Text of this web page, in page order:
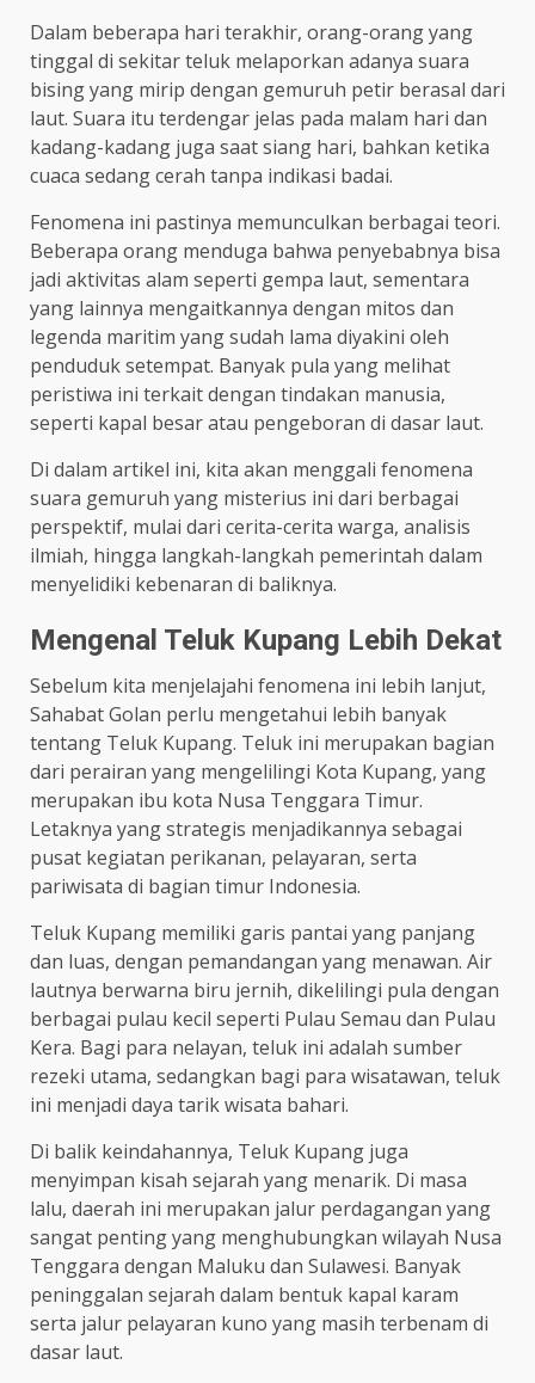
Dalam beberapa hari terakhir, orang-orang yang
tinggal di sekitar teluk melaporkan adanya suara
bising yang mirip dengan gemuruh petir berasal dari
laut. Suara itu terdengar jelas pada malam hari dan
kadang-kadang juga saat siang hari, bahkan ketika
cuaca sedang cerah tanpa indikasi badai.
Fenomena ini pastinya memunculkan berbagai teori.
Beberapa orang menduga bahwa penyebabnya bisa
jadi aktivitas alam seperti gempa laut, sementara
yang lainnya mengaitkannya dengan mitos dan
legenda maritim yang sudah lama diyakini oleh
penduduk setempat. Banyak pula yang melihat
peristiwa ini terkait dengan tindakan manusia,
seperti kapal besar atau pengeboran di dasar laut.
Di dalam artikel ini, kita akan menggali fenomena
suara gemuruh yang misterius ini dari berbagai
perspektif, mulai dari cerita-cerita warga, analisis
ilmiah, hingga langkah-langkah pemerintah dalam
menyelidiki kebenaran di baliknya.
Mengenal Teluk Kupang Lebih Dekat
Sebelum kita menjelajahi fenomena ini lebih lanjut,
Sahabat Golan perlu mengetahui lebih banyak
tentang Teluk Kupang. Teluk ini merupakan bagian
dari perairan yang mengelilingi Kota Kupang, yang
merupakan ibu kota Nusa Tenggara Timur.
Letaknya yang strategis menjadikannya sebagai
pusat kegiatan perikanan, pelayaran, serta
pariwisata di bagian timur Indonesia.
Teluk Kupang memiliki garis pantai yang panjang
dan luas, dengan pemandangan yang menawan. Air
lautnya berwarna biru jernih, dikelilingi pula dengan
berbagai pulau kecil seperti Pulau Semau dan Pulau
Kera. Bagi para nelayan, teluk ini adalah sumber
rezeki utama, sedangkan bagi para wisatawan, teluk
ini menjadi daya tarik wisata bahari.
Di balik keindahannya, Teluk Kupang juga
menyimpan kisah sejarah yang menarik. Di masa
lalu, daerah ini merupakan jalur perdagangan yang
sangat penting yang menghubungkan wilayah Nusa
Tenggara dengan Maluku dan Sulawesi. Banyak
peninggalan sejarah dalam bentuk kapal karam
serta jalur pelayaran kuno yang masih terbenam di
dasar laut.